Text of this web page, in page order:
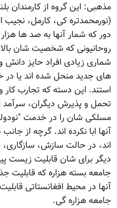
مذهبی: این گروه از کارمندان
(نورمحمدتره کی، کارمل، نجیب
دور که شمار آنها به صد ها
روحانیونی که شخصیت شان
شماری زیادی افراد حایز دانش
های جدید منحل شده اند یا در
استند. این دسته که تجارب کار
تحمل و پذیرش دیگران، سرآمد
مسلکی شان را در خدمت
آنها ابا نکرده اند. گرچه از
اند، در حالت سازش،
دیگر برای شان قابلیت زیست
جامعه بسته هزاره که قابلیت
آنها در محیط افغانستاتی
جامعه هزاره گی.